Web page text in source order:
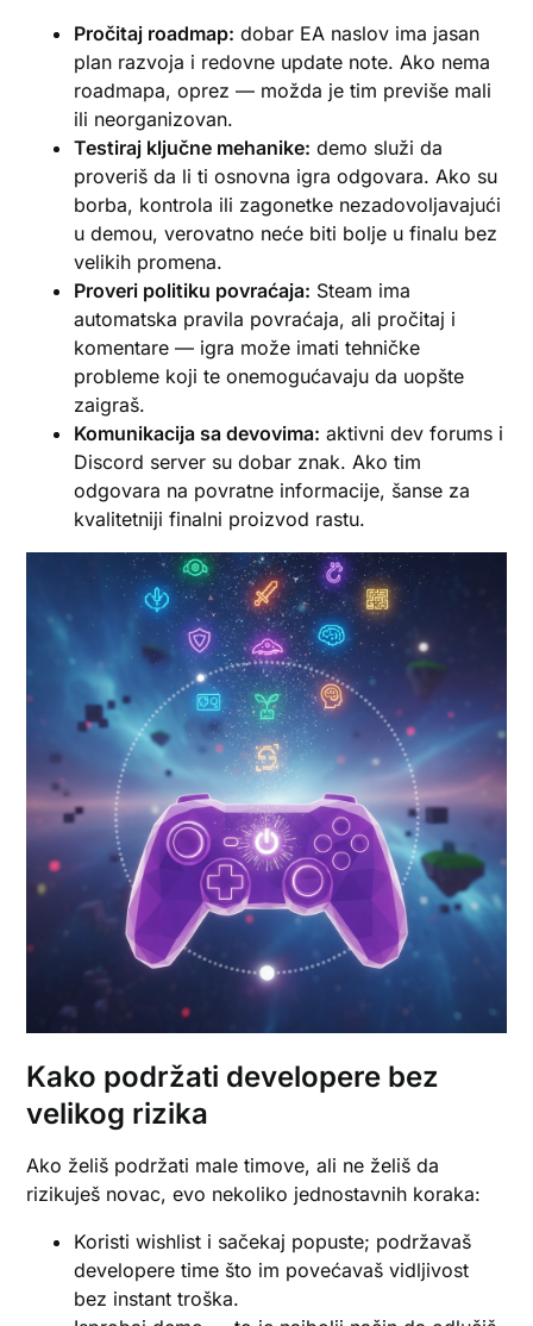
Pročitaj roadmap: dobar EA naslov ima jasan
plan razvoja i redovne update note. Ako nema
roadmapa, oprez — možda je tim previše mali
ili neorganizovan.
Testiraj ključne mehanike: demo služi da
proveriš da li ti osnovna igra odgovara. Ako su
borba, kontrola ili zagonetke nezadovoljavajući
u demou, verovatno neće biti bolje u finalu bez
velikih promena.
Proveri politiku povraćaja: Steam ima
automatska pravila povraćaja, ali pročitaj i
komentare — igra može imati tehničke
probleme koji te onemogućavaju da uopšte
zaigraš.
Komunikacija sa devovima: aktivni dev forums i
Discord server su dobar znak. Ako tim
odgovara na povratne informacije, šanse za
kvalitetniji finalni proizvod rastu.
Kako podržati developere bez
velikog rizika
Ako želiš podržati male timove, ali ne želiš da
rizikuješ novac, evo nekoliko jednostavnih koraka:
Koristi wishlist i sačekaj popuste; podržavaš
developere time što im povećavaš vidljivost
bez instant troška.